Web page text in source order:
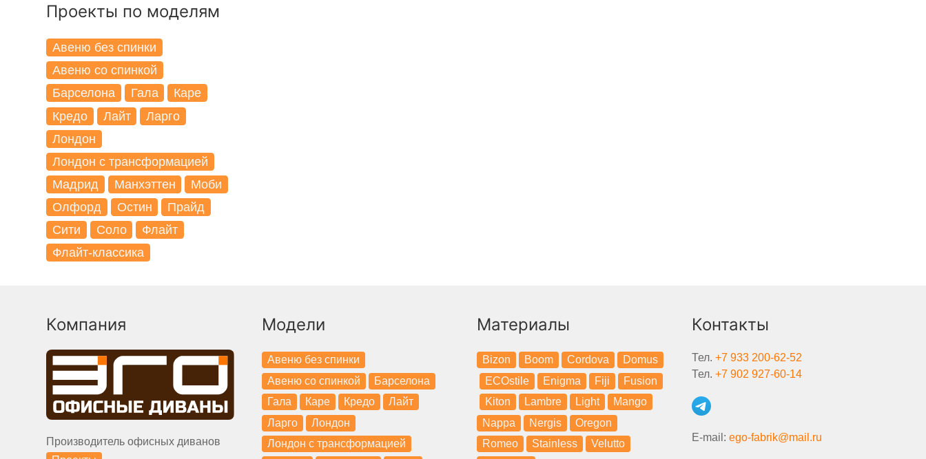
Проекты по моделям
Авеню без спинки
Авеню со спинкой
Барселона
Гала
Каре
Кредо
Лайт
Ларго
Лондон
Лондон с трансформацией
Мадрид
Манхэттен
Моби
Олфорд
Остин
Прайд
Сити
Соло
Флайт
Флайт-классика
Компания
Производитель офисных диванов
Модели
Авеню без спинки
Авеню со спинкой
Барселона
Гала
Каре Кредо
Лайт
Ларго
Лондон
Лондон с трансформацией
Материалы
Bizon Boom Cordova
Domus
ECOstile
Enigma Fiji
Fusion
Kiton
Lambre Light
Mango
Nappa
Nergis
Oregon
Romeo
Stainless
Velutto
Контакты
Тел.+7 933 200-62-52
Тел.+7 902 927-60-14
E-mail:ego-fabrik@mail.ru